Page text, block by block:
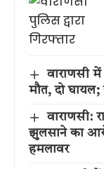
वाराणसी
मौत, दो
वाराणसी:
झुलसाने का
हमलावर